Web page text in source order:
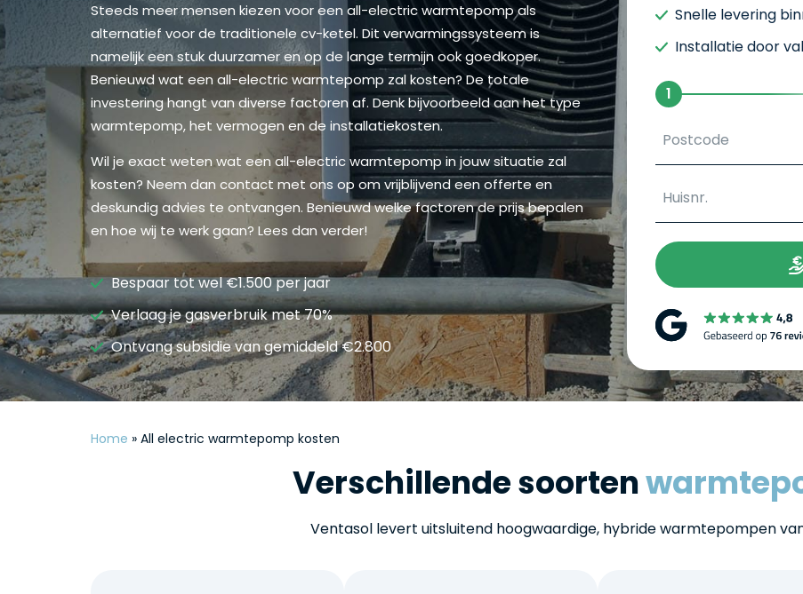
Steeds meer mensen kiezen voor een all-electric warmtepomp als
alternatief voor de traditionele cv-ketel. Dit verwarmingssysteem is
namelijk een stuk duurzamer en op de lange termijn ook goedkoper.
Benieuwd wat een all-electric warmtepomp zal kosten? De totale
investering hangt van diverse factoren af. Denk bijvoorbeeld aan het type
warmtepomp, het vermogen en de installatiekosten.
Wil je exact weten wat een all-electric warmtepomp in jouw situatie zal
kosten? Neem dan contact met ons op om vrijblijvend een offerte en
deskundig advies te ontvangen. Benieuwd welke factoren de prijs bepalen
en hoe wij te werk gaan? Lees dan verder!
Bespaar tot wel €1.500 per jaar
Verlaag je gasverbruik met 70%
Ontvang subsidie van gemiddeld €2.800
Snelle levering
Installatie door
1
Home » All electric warmtepomp kosten
Verschillende soorten
Ventasol levert uitsluitend hoogwaardige, hybride warmtepompen